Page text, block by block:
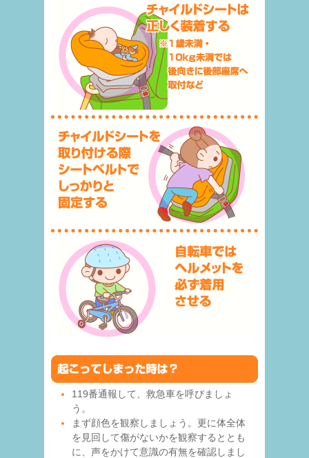
119番通報して、救急車を呼びましょ
う。
まず顔色を観察しましょう。更に体全体
を見回して傷がないかを観察するととも
に、声をかけて意識の有無を確認しまし